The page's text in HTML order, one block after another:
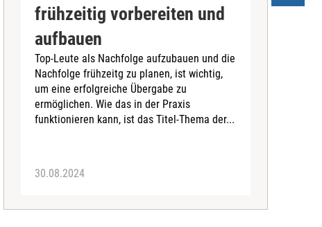
frühzeitig vorbereiten und
aufbauen
Top-Leute als Nachfolge aufzubauen und die
Nachfolge frühzeitg zu planen, ist wichtig,
um eine erfolgreiche Übergabe zu
ermöglichen. Wie das in der Praxis
funktionieren kann, ist das Titel-Thema der...
30.08.2024